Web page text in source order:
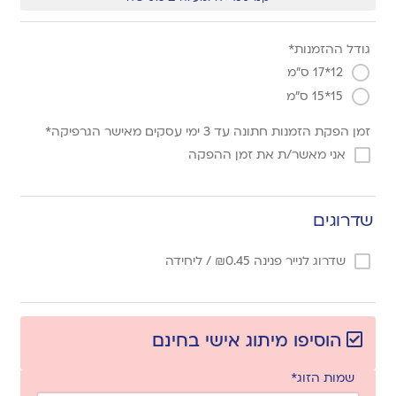
גודל ההזמנות*
12*17 ס"מ
15*15 ס"מ
זמן הפקת הזמנות חתונה עד 3 ימי עסקים מאישר הגרפיקה*
אני מאשר/ת את זמן ההפקה
שדרוגים
שדרוג לנייר פנינה ₪0.45 / ליחידה
הוסיפו מיתוג אישי בחינם
שמות הזוג*